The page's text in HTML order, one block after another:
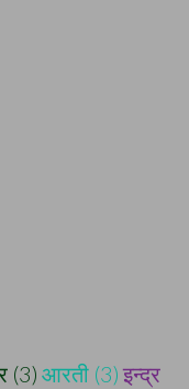
(3) आरती (3) इन्द्र